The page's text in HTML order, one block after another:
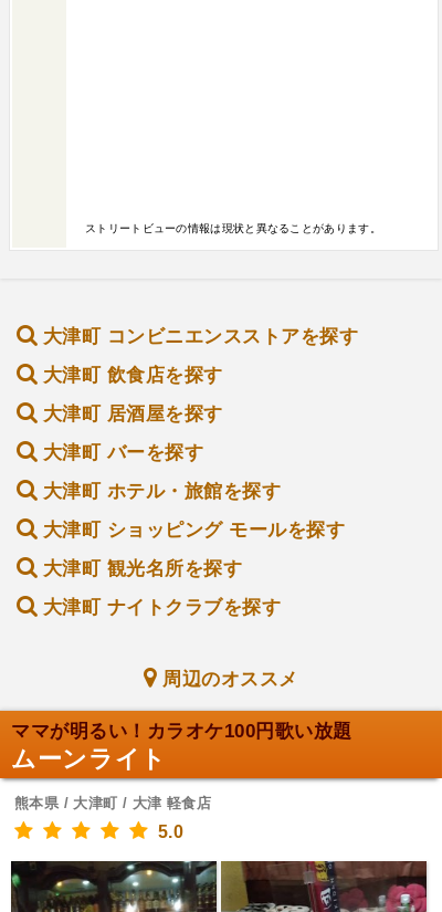
ストリートビューの情報は現状と異なることがあります。
大津町 コンビニエンスストアを探す
大津町 飲食店を探す
大津町 居酒屋を探す
大津町 バーを探す
大津町 ホテル・旅館を探す
大津町 ショッピング モールを探す
大津町 観光名所を探す
大津町 ナイトクラブを探す
周辺のオススメ
ママが明るい！カラオケ100円歌い放題
ムーンライト
熊本県 / 大津町 / 大津 軽食店
5.0